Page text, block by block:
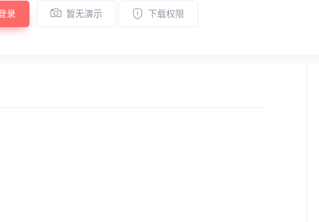
录 暂无演示 下载权限